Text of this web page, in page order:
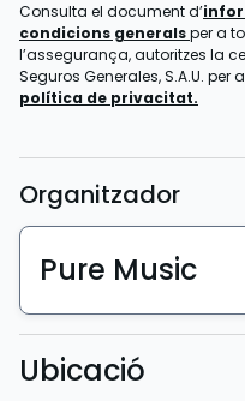
Consulta el document d’
condicions generalsper a
l’assegurança, autoritzes la
Seguros Generales, S.A.U.
política de privacitat.
Organitzador
Pure Music
Ubicació